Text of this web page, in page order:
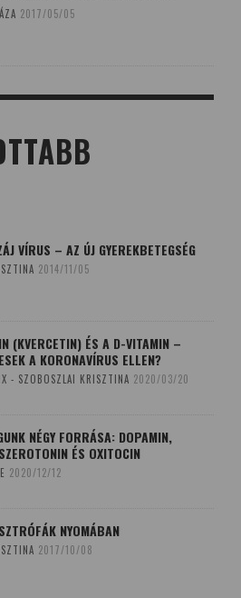
2017/05/05
VÍRUS – AZ ÚJ GYEREKBETEGSÉG
2014/11/05
(KVERCETIN) ÉS A D-VITAMIN –
A KORONAVÍRUS ELLEN?
- SZOBOSZLAI KRISZTINA 2020/03/20
NÉGY FORRÁSA: DOPAMIN,
ÉS OXITOCIN
2020/12/12
NYOMÁBAN
2017/10/08